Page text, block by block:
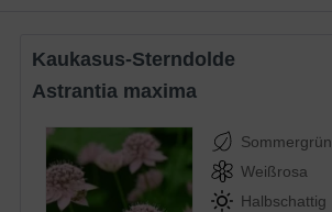
Kaukasus-Sterndolde
Astrantia maxima
Sommergrün
Weißrosa
Halbschattig